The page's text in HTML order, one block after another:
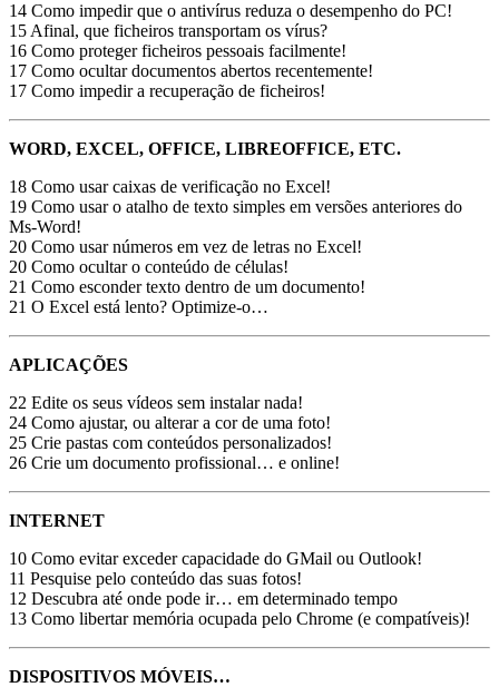
14 Como impedir que o antivírus reduza o desempenho do PC!
15 Afinal, que ficheiros transportam os vírus?
16 Como proteger ficheiros pessoais facilmente!
17 Como ocultar documentos abertos recentemente!
17 Como impedir a recuperação de ficheiros!
WORD, EXCEL, OFFICE, LIBREOFFICE, ETC.
18 Como usar caixas de verificação no Excel!
19 Como usar o atalho de texto simples em versões anteriores do
Ms-Word!
20 Como usar números em vez de letras no Excel!
20 Como ocultar o conteúdo de células!
21 Como esconder texto dentro de um documento!
21 O Excel está lento? Optimize-o…
APLICAÇÕES
22 Edite os seus vídeos sem instalar nada!
24 Como ajustar, ou alterar a cor de uma foto!
25 Crie pastas com conteúdos personalizados!
26 Crie um documento profissional… e online!
INTERNET
10 Como evitar exceder capacidade do GMail ou Outlook!
11 Pesquise pelo conteúdo das suas fotos!
12 Descubra até onde pode ir… em determinado tempo
13 Como libertar memória ocupada pelo Chrome (e compatíveis)!
DISPOSITIVOS MÓVEIS…